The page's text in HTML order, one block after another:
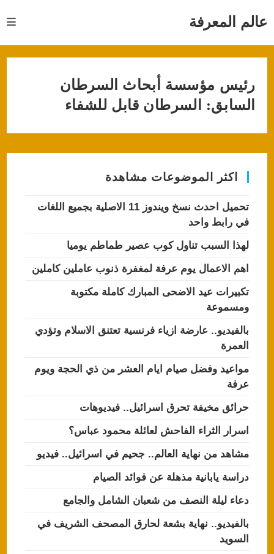
عالم المعرفة
رئيس مؤسسة أبحاث السرطان
السابق: السرطان قابل للشفاء
اكثر الموضوعات مشاهدة
تحميل احدث نسخ ويندوز 11 الاصلية بجميع اللغات
في رابط واحد
لهذا السبب تناول كوب عصير طماطم يوميا
اهم الاعمال يوم عرفة لمغفرة ذنوب عاملين كاملين
تكبيرات عيد الاضحى المبارك كاملة مكتوبة
ومسموعة
بالفيديو.. عارضة ازياء فرنسية تعتنق الاسلام وتؤدي
العمرة
مواعيد وفضل صيام ايام العشر من ذي الحجة ويوم
عرفة
حرائق مخيفة تحرق اسرائيل.. فيديوهات
اسرار الثراء الفاحش لعائلة محمود عباس؟
مشاهد من نهاية العالم.. جحيم في اسرائيل.. فيديو
دراسة يابانية مذهلة عن فوائد الصيام
دعاء ليلة النصف من شعبان الشامل والجامع
بالفيديو.. نهاية بشعة لحارق المصحف الشريف في
السويد